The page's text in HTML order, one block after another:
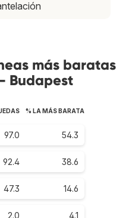
más baratas
Budapest
% LA MÁS BARATA
97.0 54.3
92.4 38.6
47.3 14.6
2.0 4.1